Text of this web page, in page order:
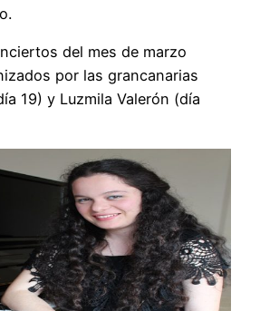
del mes de marzo
por las grancanarias
19) y Luzmila Valerón (día